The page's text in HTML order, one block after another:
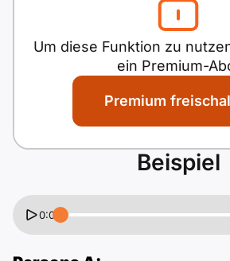
B1 Pflege (telc)
Schulen & Kurse
Lebenslauf erstellen
Motivationsbriefe
Essen und Trinken?
Was tun am Abend?
…?
Um diese Funktion zu
ein Premium-
Premium
Beispiel
0:00